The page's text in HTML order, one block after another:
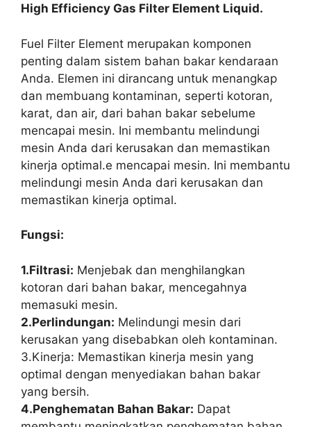
High Efficiency Gas Filter Element Liquid.
Fuel Filter Element merupakan komponen
penting dalam sistem bahan bakar kendaraan
Anda. Elemen ini dirancang untuk menangkap
dan membuang kontaminan, seperti kotoran,
karat, dan air, dari bahan bakar sebelume
mencapai mesin. Ini membantu melindungi
mesin Anda dari kerusakan dan memastikan
kinerja optimal.e mencapai mesin. Ini membantu
melindungi mesin Anda dari kerusakan dan
memastikan kinerja optimal.
Fungsi:
1.Filtrasi: Menjebak dan menghilangkan
kotoran dari bahan bakar, mencegahnya
memasuki mesin.
2.Perlindungan: Melindungi mesin dari
kerusakan yang disebabkan oleh kontaminan.
3.Kinerja: Memastikan kinerja mesin yang
optimal dengan menyediakan bahan bakar
yang bersih.
4.Penghematan Bahan Bakar: Dapat